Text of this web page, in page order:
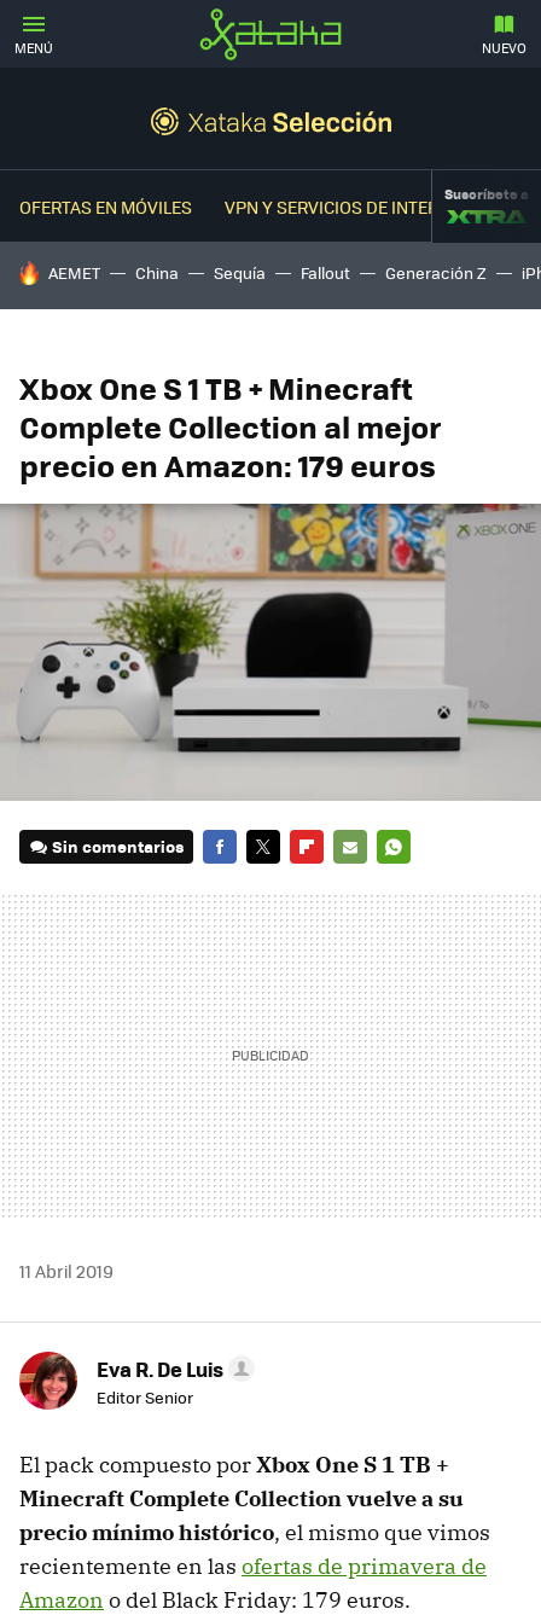
MENÚ NUEVO
OFERTAS EN MÓVILES VPN Y SERVICIOS DE INTERNETSuscríbete a
HOY SE HABLA DE
AEMET China Sequía Fallout Generación Z
Xbox One S 1 TB + Minecraft
Complete Collection al mejor
precio en Amazon: 179 euros
Sin comentarios
MAIL
11 Abril 2019
Eva R. De Luis
Editor Senior
El pack compuesto porXbox One S 1 TB +
Minecraft Complete Collection vuelve a su
precio mínimo histórico, el mismo que vimos
recientemente en las ofertas de primavera de
Amazon o del Black Friday: 179 euros.